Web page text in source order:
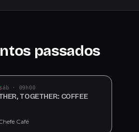
passados
sáb · 09h00
TOGETHER: COFFEE
Café